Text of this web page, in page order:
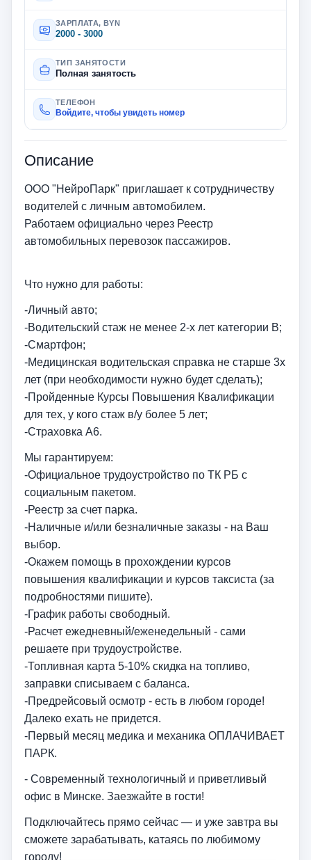
ЗАРПЛАТА, BYN
2000 - 3000
ТИП ЗАНЯТОСТИ
Полная занятость
ТЕЛЕФОН
Войдите, чтобы увидеть номер
Описание
ООО "НейроПарк" приглашает к сотрудничеству
водителей с личным автомобилем.
Работаем официально через Реестр
автомобильных перевозок пассажиров.
Что нужно для работы:
-Личный авто;
-Водительский стаж не менее 2-х лет категории B;
-Смартфон;
-Медицинская водительская справка не старше 3х
лет (при необходимости нужно будет сделать);
-Пройденные Курсы Повышения Квалификации
для тех, у кого стаж в/у более 5 лет;
-Страховка А6.
Мы гарантируем:
-Официальное трудоустройство по ТК РБ с
социальным пакетом.
️-Реестр за счет парка.
-️Наличные и/или безналичные заказы - на Ваш
выбор.
️-Окажем помощь в прохождении курсов
повышения квалификации и курсов таксиста (за
подробностями пишите).
-️График работы свободный.
-️Расчет ежедневный/еженедельный - сами
решаете при трудоустройстве.
-️Топливная карта 5-10% скидка на топливо,
заправки списываем с баланса.
-️Предрейсовый осмотр - есть в любом городе!
Далеко ехать не придется.
️-Первый месяц медика и механика ОПЛАЧИВАЕТ
ПАРК.
- ️Современный технологичный и приветливый
офис в Минске. Заезжайте в гости!
Подключайтесь прямо сейчас — и уже завтра вы
сможете зарабатывать, катаясь по любимому
городу!